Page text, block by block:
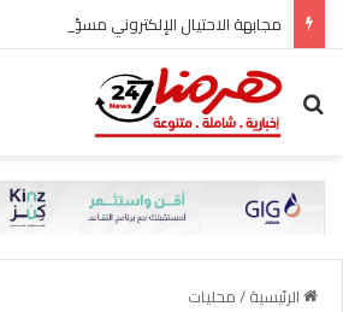
مجابهة الاحتيال الإلكتروني مسؤولية مشتركة
بحث عن
الرئيسية/محليات